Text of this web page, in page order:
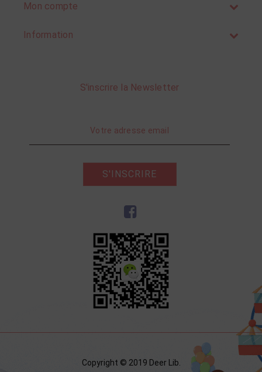
Mon compte
Information
S'inscrire la Newsletter
S'INSCRIRE
Copyright © 2019 Deer Lib.